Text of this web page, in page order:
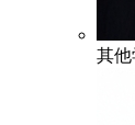
其他